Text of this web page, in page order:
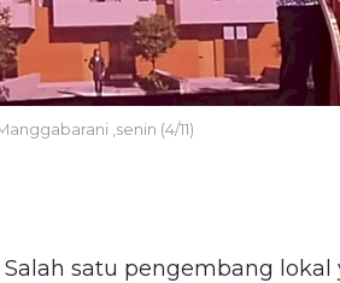
,senin (4/11)
Salah satu pengembang lokal